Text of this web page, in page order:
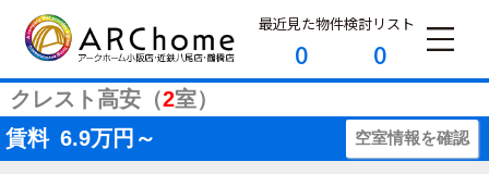
最近見た物件
0
検討リスト
0
クレスト高安（2室）
賃料 6.9万円～ 空室情報を確認